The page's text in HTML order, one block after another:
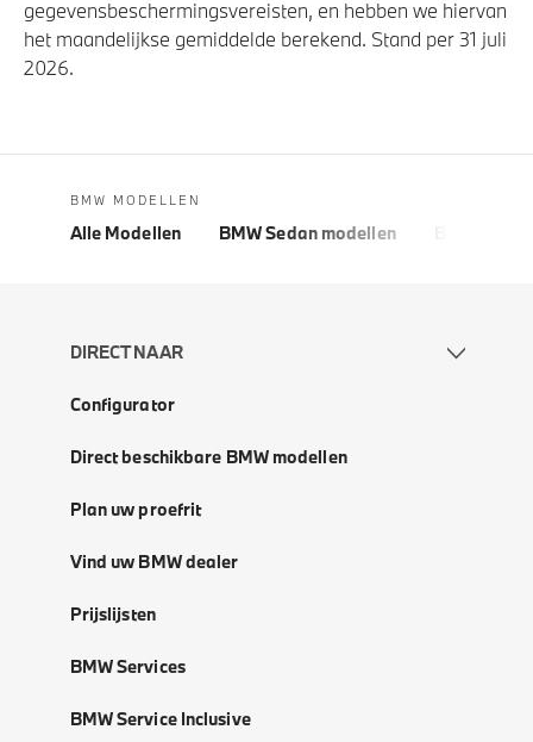
gegevensbeschermingsvereisten, en hebben we hiervan
het maandelijkse gemiddelde berekend. Stand per 31 juli
2026.
BMW MODELLEN
Alle Modellen BMW Sedan modellen
DIRECT NAAR
Configurator
Direct beschikbare BMW modellen
Plan uw proefrit
Vind uw BMW dealer
Prijslijsten
BMW Services
BMW Service Inclusive